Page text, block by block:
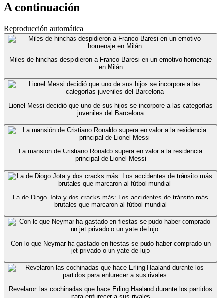
A continuación
Reproducción automática
Miles de hinchas despidieron a Franco Baresi en un emotivo homenaje
en Milán
Lionel Messi decidió que uno de sus hijos se incorpore a las categorías
juveniles del Barcelona
La mansión de Cristiano Ronaldo supera en valor a la residencia
principal de Lionel Messi
La de Diogo Jota y dos cracks más: Los accidentes de tránsito más
brutales que marcaron al fútbol mundial
Con lo que Neymar ha gastado en fiestas se pudo haber comprado un
jet privado o un yate de lujo
Revelaron las cochinadas que hace Erling Haaland durante los partidos
para enfurecer a sus rivales